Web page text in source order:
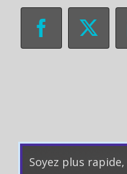
Facebook
X